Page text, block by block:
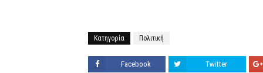
Κατηγορία Πολιτική
Facebook Twitter